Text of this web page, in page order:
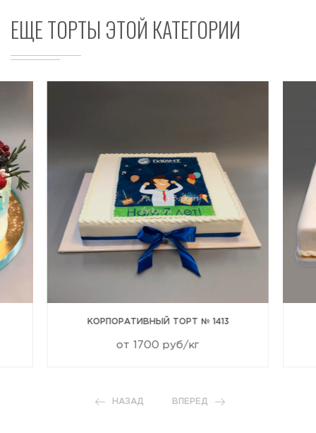
ЕЩЕ ТОРТЫ ЭТОЙ КАТЕГОРИИ
КОРПОРАТИВНЫЙ ТОРТ № 1413
от 1700 руб/кг
НАЗАД ВПЕРЕД